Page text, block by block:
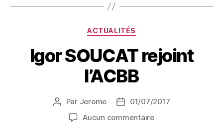
ACTUALITÉS
Igor SOUCAT rejoint
l’ACBB
Par Jerome
01/07/2017
Aucun commentaire